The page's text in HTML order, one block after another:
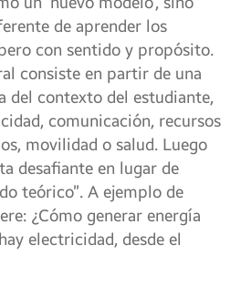
de aprender los
con sentido y propósito.
consiste en partir de una
del contexto del estudiante,
comunicación, recursos
movilidad o salud. Luego
desafiante en lugar de
teórico”. A ejemplo de
¿Cómo generar energía
electricidad, desde el